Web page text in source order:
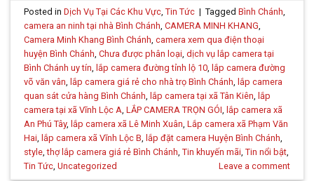
Posted inDịch Vụ Tại Các Khu Vực,Tin Tức | TaggedBình Chánh,
camera an ninh tại nhà Bình Chánh,CAMERA MINH KHANG,
Camera Minh Khang Bình Chánh,camera xem qua điện thoại
huyện Bình Chánh,Chưa được phân loại,dịch vụ lắp camera tại
Bình Chánh uy tín, lắp camera đường tỉnh lộ 10, lắp camera đường
võ văn vân, lắp camera giá rẻ cho nhà trọ Bình Chánh, lắp camera
quan sát cửa hàng Bình Chánh, lắp camera tại xã Tân Kiên, lắp
camera tại xã Vĩnh Lộc A,LẮP CAMERA TRỌN GÓI, lắp camera xã
An Phú Tây, lắp camera xã Lê Minh Xuân,Lắp camera xã Phạm Văn
Hai, lắp camera xã Vĩnh Lộc B, lắp đặt camera Huyện Bình Chánh,
style,thợ lắp camera giá rẻ Bình Chánh,Tin khuyến mãi,Tin nổi bật,
Tin Tức,Uncategorized Leave a comment